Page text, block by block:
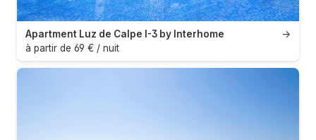
→
Apartment Luz de Calpe I-3 by Interhome
à partir de 69 € / nuit